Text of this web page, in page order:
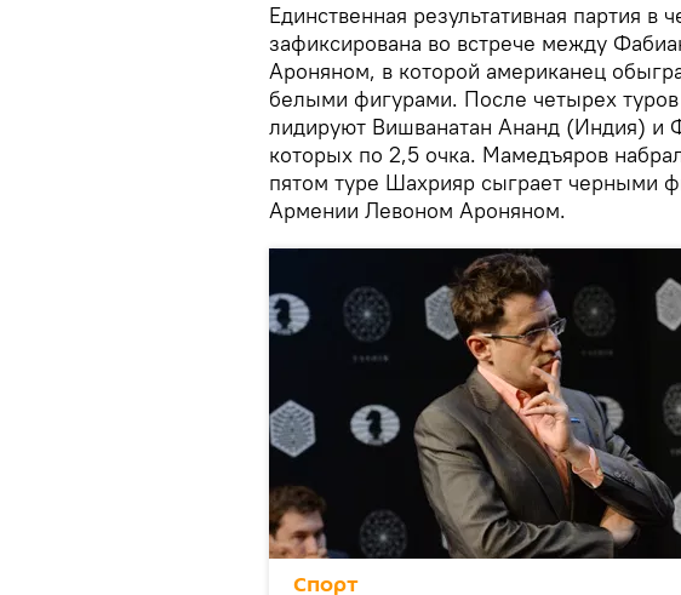
Единственная результативная партия в
зафиксирована во встрече между
Ароняном, в которой американец
белыми фигурами. После четырех
лидируют Вишванатан Ананд (Индия) и
которых по 2,5 очка. Мамедъяров
пятом туре Шахрияр сыграет черными
Армении Левоном Ароняном.
Спорт